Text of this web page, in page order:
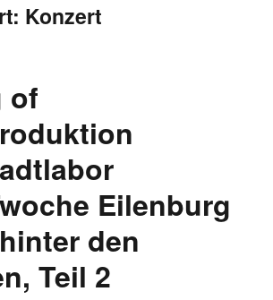
Konzert
of
Eilenburg
den
Teil 2